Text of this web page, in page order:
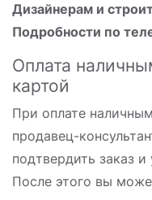
Дизайнерам и
Подробности по
Оплата
картой
При оплате
продавец-
подтвердить заказ
После этого вы